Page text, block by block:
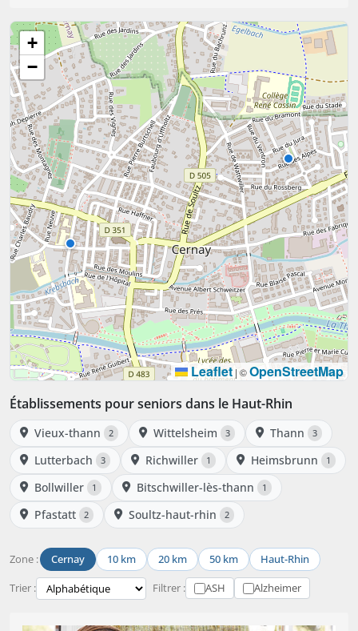
+
−
Leaflet | ©OpenStreetMap
Établissements pour seniors dans le Haut-Rhin
Vieux-thann 2 Wittelsheim 3 Thann 3
Lutterbach 3 Richwiller 1 Heimsbrunn 1
Bollwiller 1 Bitschwiller-lès-thann 1
Pfastatt 2 Soultz-haut-rhin 2
Zone : Cernay 10 km 20 km 50 km Haut-Rhin
Trier : Filtrer : ASH Alzheimer